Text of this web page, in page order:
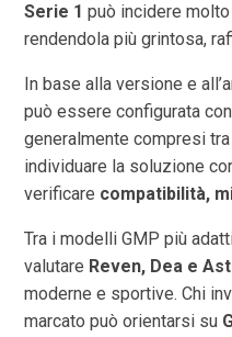
Serie 1 può incidere molto
rendendola più grintosa,
In base alla versione e
può essere configurata
generalmente compresi tra
individuare la soluzione
verificare compatibilità,
Tra i modelli GMP più
valutare Reven, Dea e
moderne e sportive. Chi
marcato può orientarsi su